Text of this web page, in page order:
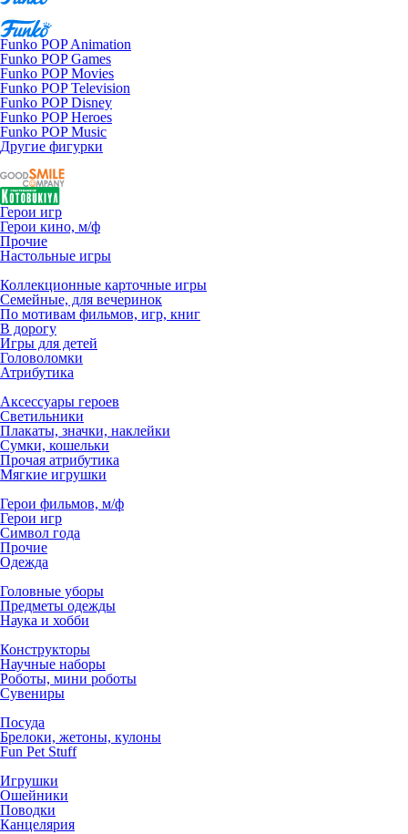
Funko POP Animation
Funko POP Games
Funko POP Movies
Funko POP Television
Funko POP Disney
Funko POP Heroes
Funko POP Music
Другие фигурки
Герои игр
Герои кино, м/ф
Прочие
Настольные игры
Коллекционные карточные игры
Семейные, для вечеринок
По мотивам фильмов, игр, книг
В дорогу
Игры для детей
Головоломки
Атрибутика
Аксессуары героев
Светильники
Плакаты, значки, наклейки
Сумки, кошельки
Прочая атрибутика
Мягкие игрушки
Герои фильмов, м/ф
Герои игр
Символ года
Прочие
Одежда
Головные уборы
Предметы одежды
Наука и хобби
Конструкторы
Научные наборы
Роботы, мини роботы
Сувениры
Посуда
Брелоки, жетоны, кулоны
Fun Pet Stuff
Игрушки
Ошейники
Поводки
Канцелярия